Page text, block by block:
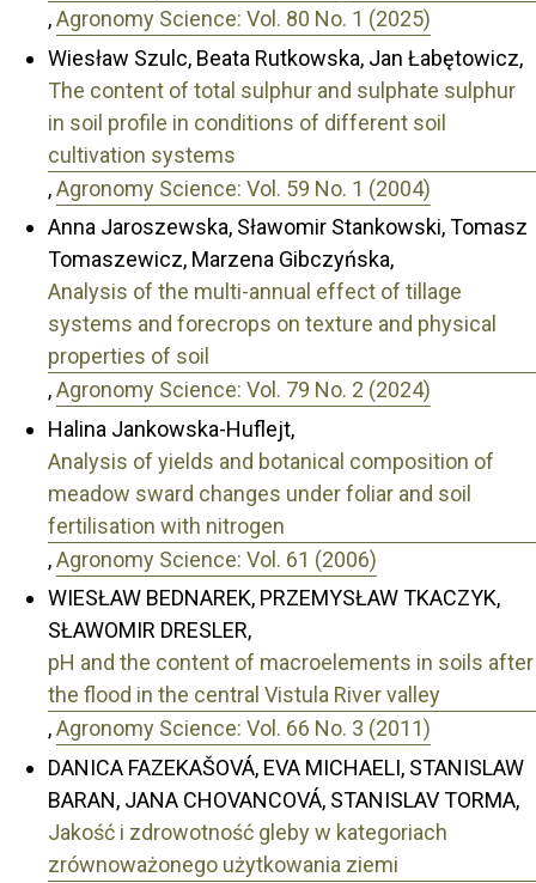
,Agronomy Science: Vol. 80 No. 1 (2025)
Wiesław Szulc, Beata Rutkowska, Jan Łabętowicz,
The content of total sulphur and sulphate sulphur
in soil profile in conditions of different soil
cultivation systems
,Agronomy Science: Vol. 59 No. 1 (2004)
Anna Jaroszewska, Sławomir Stankowski, Tomasz
Tomaszewicz, Marzena Gibczyńska,
Analysis of the multi-annual effect of tillage
systems and forecrops on texture and physical
properties of soil
,Agronomy Science: Vol. 79 No. 2 (2024)
Halina Jankowska-Huflejt,
Analysis of yields and botanical composition of
meadow sward changes under foliar and soil
fertilisation with nitrogen
,Agronomy Science: Vol. 61 (2006)
WIESŁAW BEDNAREK, PRZEMYSŁAW TKACZYK,
SŁAWOMIR DRESLER,
pH and the content of macroelements in soils after
the flood in the central Vistula River valley
,Agronomy Science: Vol. 66 No. 3 (2011)
DANICA FAZEKAŠOVÁ, EVA MICHAELI, STANISLAW
BARAN, JANA CHOVANCOVÁ, STANISLAV TORMA,
Jakość i zdrowotność gleby w kategoriach
zrównoważonego użytkowania ziemi